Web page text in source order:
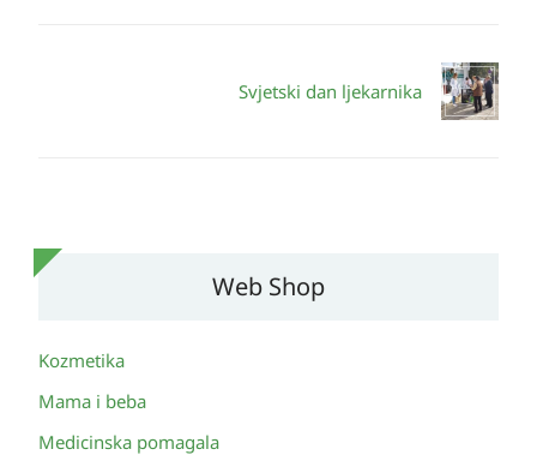
Svjetski dan ljekarnika
Web Shop
Kozmetika
Mama i beba
Medicinska pomagala